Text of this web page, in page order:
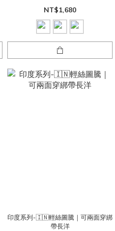
NT$1,680
印度系列-🇮🇳輕絲圖騰｜可兩面穿綁
帶長洋